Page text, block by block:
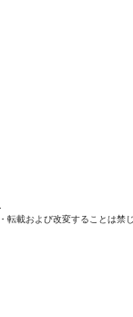
転載および改変することは禁